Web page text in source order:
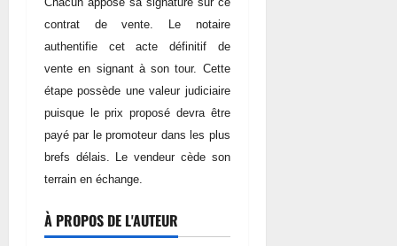
contrat de vente. Le notaire
authentifie cet acte définitif de
vente en signant à son tour. Cette
étape possède une valeur judiciaire
puisque le prix proposé devra être
payé par le promoteur dans les plus
brefs délais. Le vendeur cède son
terrain en échange.
À PROPOS DE L'AUTEUR